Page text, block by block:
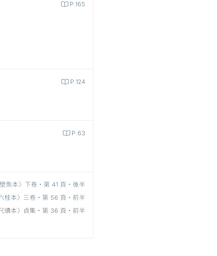
P.165
P.124
P.63
魚本〉下卷‧第 41 頁‧後半
桂本〉三卷‧第 56 頁‧前半
牘本〉貞集‧第 36 頁‧前半